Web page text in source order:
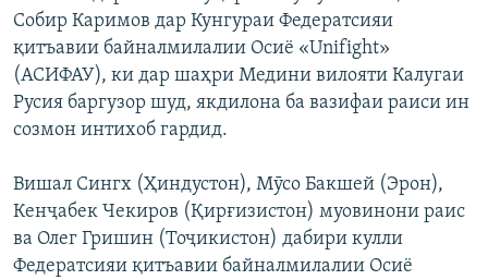
Собир Каримов дар Кунгураи Федератсияи
қитъавии байналмилалии Осиё «Unifight»
(АСИФАУ), ки дар шаҳри Медини вилояти Калугаи
Русия баргузор шуд, якдилона ба вазифаи раиси ин
созмон интихоб гардид.
Вишал Сингх (Ҳиндустон), Мӯсо Бакшей (Эрон),
Кенҷабек Чекиров (Қирғизистон) муовинони раис
ва Олег Гришин (Тоҷикистон) дабири кулли
Федератсияи қитъавии байналмилалии Осиё